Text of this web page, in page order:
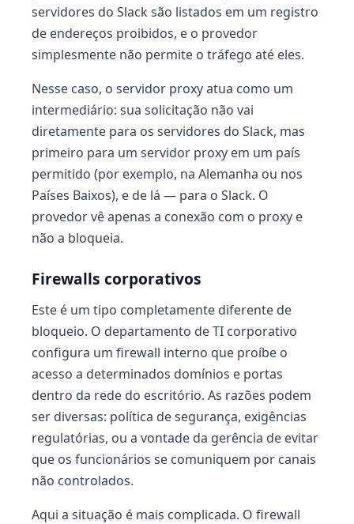
servidores do Slack são listados em um registro
de endereços proibidos, e o provedor
simplesmente não permite o tráfego até eles.
Nesse caso, o servidor proxy atua como um
intermediário: sua solicitação não vai
diretamente para os servidores do Slack, mas
primeiro para um servidor proxy em um país
permitido (por exemplo, na Alemanha ou nos
Países Baixos), e de lá — para o Slack. O
provedor vê apenas a conexão com o proxy e
não a bloqueia.
Firewalls corporativos
Este é um tipo completamente diferente de
bloqueio. O departamento de TI corporativo
configura um firewall interno que proíbe o
acesso a determinados domínios e portas
dentro da rede do escritório. As razões podem
ser diversas: política de segurança, exigências
regulatórias, ou a vontade da gerência de evitar
que os funcionários se comuniquem por canais
não controlados.
Aqui a situação é mais complicada. O firewall